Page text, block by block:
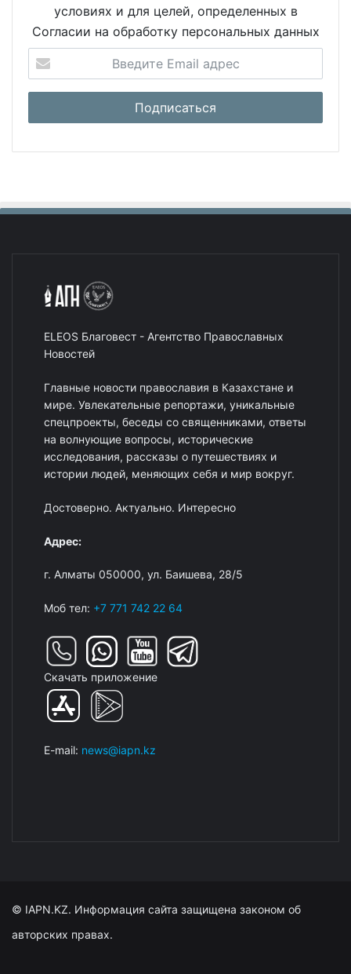
условиях и для целей, определенных в
Согласии на обработку персональных данных
ELEOS Благовест - Агентство Православных
Новостей
Главные новости православия в Казахстане и
мире. Увлекательные репортажи, уникальные
спецпроекты, беседы со священниками, ответы
на волнующие вопросы, исторические
исследования, рассказы о путешествиях и
истории людей, меняющих себя и мир вокруг.
Достоверно. Актуально. Интересно
Адрес:
г. Алматы 050000, ул. Баишева, 28/5
Моб тел: +7 771 742 22 64
Скачать приложение
E-mail: news@iapn.kz
© IAPN.KZ. Информация сайта защищена законом об
авторских правах.